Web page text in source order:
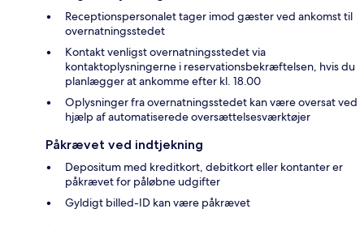
Receptionspersonalet tager imod gæster ved ankomst til
overnatningsstedet
Kontakt venligst overnatningsstedet via
kontaktoplysningerne i reservationsbekræftelsen, hvis du
planlægger at ankomme efter kl. 18.00
Oplysninger fra overnatningsstedet kan være oversat ved
hjælp af automatiserede oversættelsesværktøjer
Påkrævet ved indtjekning
Depositum med kreditkort, debitkort eller kontanter er
påkrævet for påløbne udgifter
Gyldigt billed-ID kan være påkrævet